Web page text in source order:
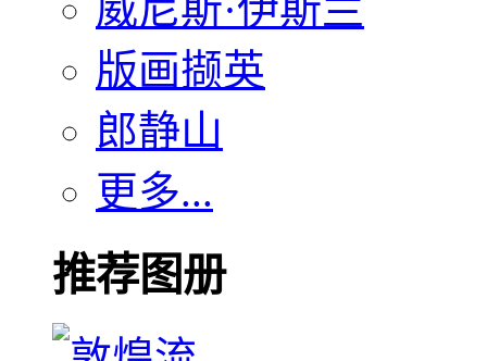
版画撷英
郎静山
更多...
推荐图册